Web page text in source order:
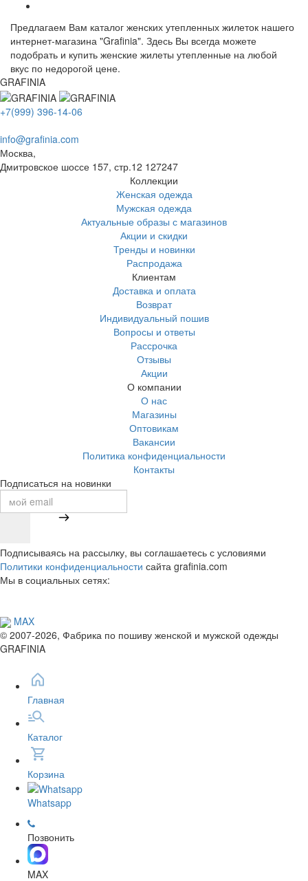
Предлагаем Вам каталог женских утепленных жилеток нашего
интернет-магазина "Grafinia". Здесь Вы всегда можете
подобрать и купить женские жилеты утепленные на любой
вкус по недорогой цене.
GRAFINIA
+7(999) 396-14-06
info@grafinia.com
Москва,
Дмитровское шоссе 157, стр.12 127247
Коллекции
Женская одежда
Мужская одежда
Актуальные образы с магазинов
Акции и скидки
Тренды и новинки
Распродажа
Клиентам
Доставка и оплата
Возврат
Индивидуальный пошив
Вопросы и ответы
Рассрочка
Отзывы
Акции
О компании
О нас
Магазины
Оптовикам
Вакансии
Политика конфиденциальности
Контакты
Подписаться на новинки
Подписываясь на рассылку, вы соглашаетесь с условиями
Политики конфиденциальности сайта grafinia.com
Мы в социальных сетях:
MAX
© 2007-2026, Фабрика по пошиву женской и мужской одежды
GRAFINIA
Главная
Каталог
Корзина
Whatsapp
Позвонить
MAX